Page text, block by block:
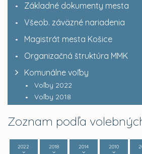
Základné dokumenty mesta
Všeob. záväzné nariadenia
Magistrát mesta Košice
Organizačná štruktúra MMK
Komunálne voľby
Voľby 2022
Voľby 2018
Zoznam podľa
2022
2018
2014
2010